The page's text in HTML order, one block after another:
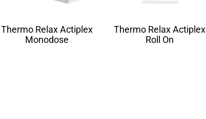
Thermo Relax Actiplex
Monodose
Thermo Relax Actiplex
Roll On